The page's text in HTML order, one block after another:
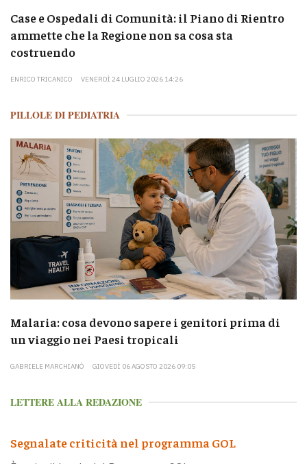
Case e Ospedali di Comunità: il Piano di Rientro
ammette che la Regione non sa cosa sta
costruendo
ENRICO TRICANICO VENERDÌ 24 LUGLIO 2026 14:26
PILLOLE DI PEDIATRIA
Malaria: cosa devono sapere i genitori prima di
un viaggio nei Paesi tropicali
GABRIELE MARCHIANÒ GIOVEDÌ 06 AGOSTO 2026 09:05
LETTERE ALLA REDAZIONE
Segnalate criticità nel programma GOL